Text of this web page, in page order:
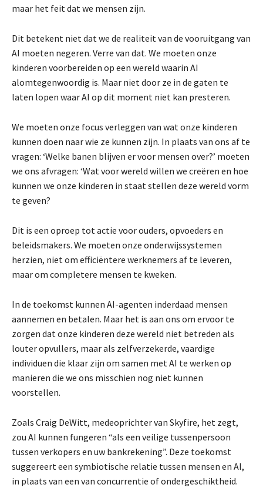
maar het feit dat we mensen zijn.
Dit betekent niet dat we de realiteit van de vooruitgang van
AI moeten negeren. Verre van dat. We moeten onze
kinderen voorbereiden op een wereld waarin AI
alomtegenwoordig is. Maar niet door ze in de gaten te
laten lopen waar AI op dit moment niet kan presteren.
We moeten onze focus verleggen van wat onze kinderen
kunnen doen naar wie ze kunnen zijn. In plaats van ons af te
vragen: ‘Welke banen blijven er voor mensen over?’ moeten
we ons afvragen: ‘Wat voor wereld willen we creëren en hoe
kunnen we onze kinderen in staat stellen deze wereld vorm
te geven?
Dit is een oproep tot actie voor ouders, opvoeders en
beleidsmakers. We moeten onze onderwijssystemen
herzien, niet om efficiëntere werknemers af te leveren,
maar om completere mensen te kweken.
In de toekomst kunnen AI-agenten inderdaad mensen
aannemen en betalen. Maar het is aan ons om ervoor te
zorgen dat onze kinderen deze wereld niet betreden als
louter opvullers, maar als zelfverzekerde, vaardige
individuen die klaar zijn om samen met AI te werken op
manieren die we ons misschien nog niet kunnen
voorstellen.
Zoals Craig DeWitt, medeoprichter van Skyfire, het zegt,
zou AI kunnen fungeren “als een veilige tussenpersoon
tussen verkopers en uw bankrekening”. Deze toekomst
suggereert een symbiotische relatie tussen mensen en AI,
in plaats van een van concurrentie of ondergeschiktheid.